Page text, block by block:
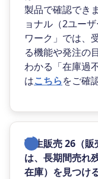
製品で確認でき
ョナル（2ユー
ワーク」では、
る機能や発注の
わかる「在庫過
はこちらをご確
弥生販売 26（販
は、長期間売れ
在庫）を見つけ